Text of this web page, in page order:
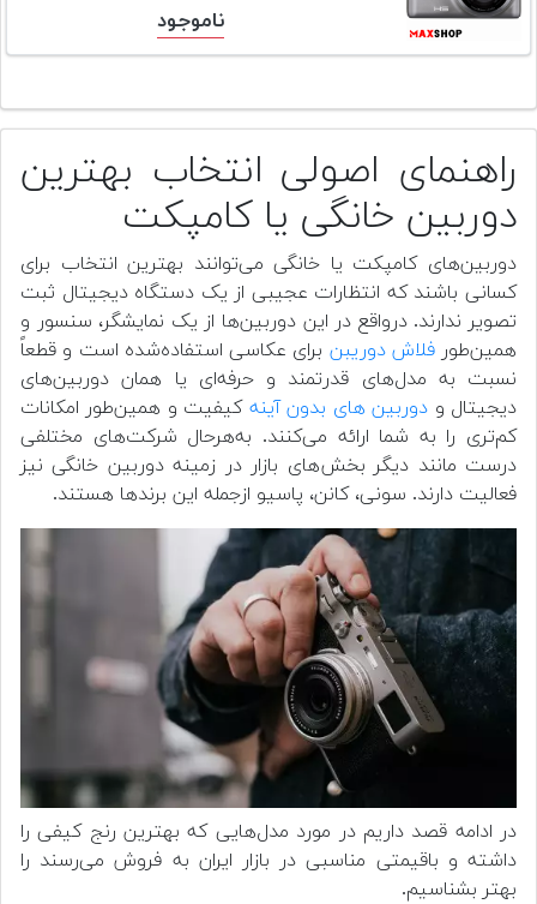
ناموجود
راهنمای اصولی انتخاب بهترین
دوربین خانگی یا کامپکت
دوربین‌های کامپکت یا خانگی می‌توانند بهترین انتخاب برای
کسانی باشند که انتظارات عجیبی از یک دستگاه دیجیتال ثبت
تصویر ندارند. درواقع در این دوربین‌ها از یک نمایشگر، سنسور و
همین‌طورفلاش دوریبن برای عکاسی استفاده‌شده است و قطعاً
نسبت به مدل‌های قدرتمند و حرفه‌ای یا همان دوربین‌های
دیجیتال و دوربین های بدون آینه کیفیت و همین‌طور امکانات
کم‌تری را به شما ارائه می‌کنند. به‌هرحال شرکت‌های مختلفی
درست مانند دیگر بخش‌های بازار در زمینه دوربین خانگی نیز
فعالیت دارند. سونی، کانن، پاسیو ازجمله این برندها هستند.
در ادامه قصد داریم در مورد مدل‌هایی که بهترین رنج کیفی را
داشته و باقیمتی مناسبی در بازار ایران به فروش می‌رسند را
بهتر بشناسیم.